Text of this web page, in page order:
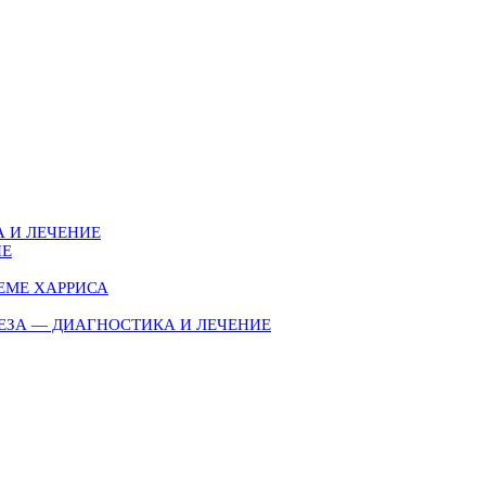
И ЛЕЧЕНИЕ
ХАРРИСА
— ДИАГНОСТИКА И ЛЕЧЕНИЕ